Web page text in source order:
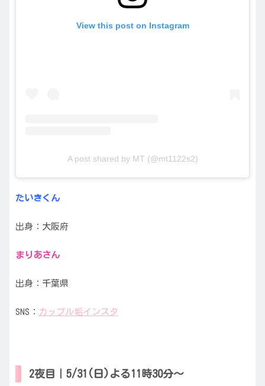
View this post on Instagram
A post shared by MT (@mt1122s2)
たいきくん
出身：大阪府
まりあさん
出身：千葉県
SNS： カップル垢インスタ
2夜目｜5/31(日)よる11時30分〜